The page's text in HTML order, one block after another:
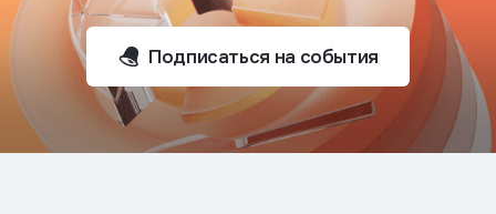
Подписаться на события